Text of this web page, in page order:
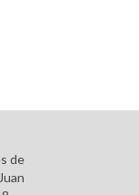
de